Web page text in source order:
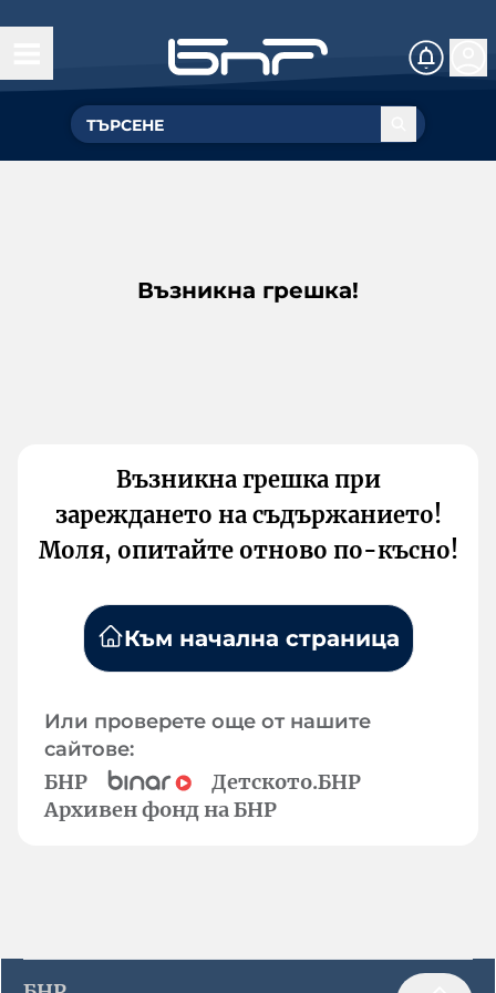
Възникна грешка!
Възникна грешка при
зареждането на съдържанието!
Моля, опитайте отново по-късно!
Към начална страница
Или проверете още от нашите
сайтове:
БНР
Детското.БНР
Архивен фонд на БНР